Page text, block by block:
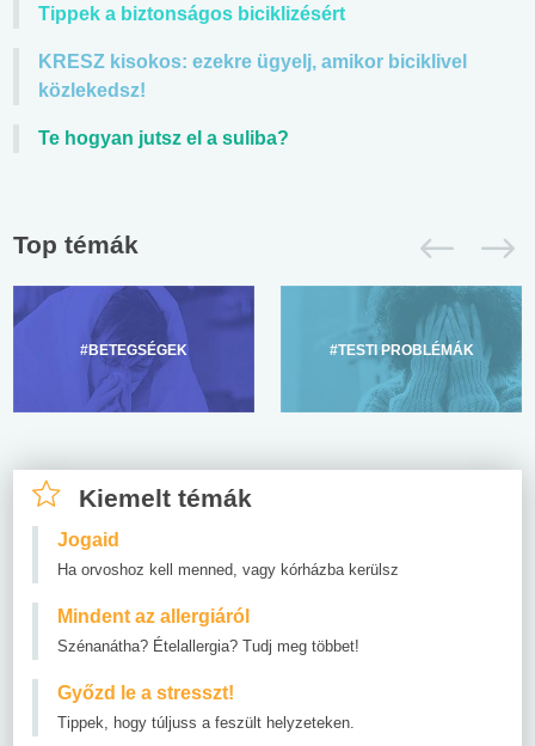
Tippek a biztonságos biciklizésért
KRESZ kisokos: ezekre ügyelj, amikor biciklivel
közlekedsz!
Te hogyan jutsz el a suliba?
Top témák
#BETEGSÉGEK #TESTI PROBLÉMÁK
Kiemelt témák
Jogaid
Ha orvoshoz kell menned, vagy kórházba kerülsz
Mindent az allergiáról
Szénanátha? Ételallergia? Tudj meg többet!
Győzd le a stresszt!
Tippek, hogy túljuss a feszült helyzeteken.